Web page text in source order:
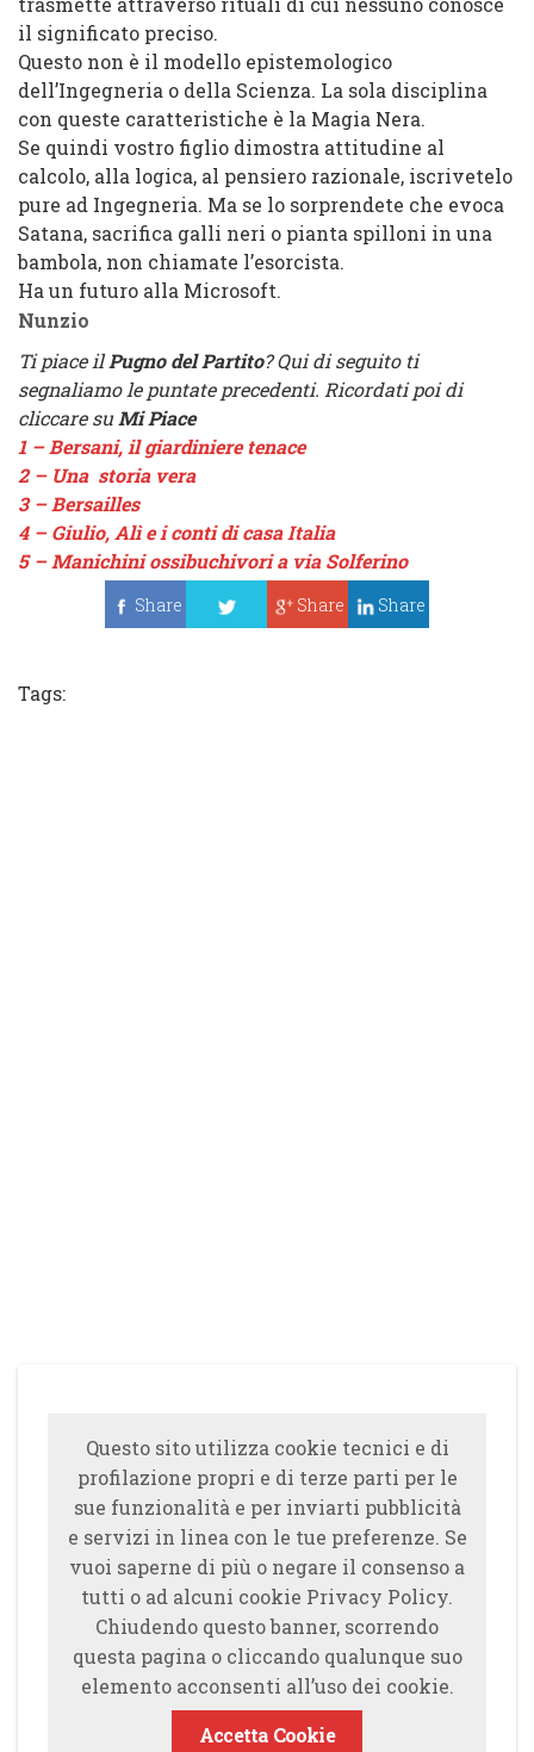
il significato preciso.
Questo non è il modello epistemologico
dell’Ingegneria o della Scienza. La sola disciplina
con queste caratteristiche è la Magia Nera.
Se quindi vostro figlio dimostra attitudine al
calcolo, alla logica, al pensiero razionale, iscrivetelo
pure ad Ingegneria. Ma se lo sorprendete che evoca
Satana, sacrifica galli neri o pianta spilloni in una
bambola, non chiamate l’esorcista.
Ha un futuro alla Microsoft.
Nunzio
Ti piace ilPugno del Partito? Qui di seguito ti
segnaliamo le puntate precedenti. Ricordati poi di
cliccare suMi Piace
1 – Bersani, il giardiniere tenace
2 – Una storia vera
3 – Bersailles
4 – Giulio, Alì e i conti di casa Italia
5 –Manichini ossibuchivori a via Solferino
Share
Share Share
Tags:
Questo sito utilizza cookie tecnici e di
profilazione propri e di terze parti per le
sue funzionalità e per inviarti pubblicità
e servizi in linea con le tue preferenze. Se
vuoi saperne di più o negare il consenso a
tutti o ad alcuni cookie Privacy Policy.
Chiudendo questo banner, scorrendo
questa pagina o cliccando qualunque suo
elemento acconsenti all’uso dei cookie.
Accetta Cookie